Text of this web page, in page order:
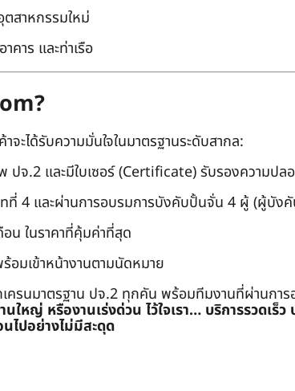
สาหกรรมใหม่
คาร และท่าเรือ
าจะได้รับความมั่นใจในมาตรฐานระดับสากล:
ปจ.2 และมีใบเซอร์ (Certificate) รับรองความปล
ที่ 4 และผ่านการอบรมการบังคับปั้นจั่น 4 ผู้ (ผู้บั
อน ในราคาที่คุ้มค่าที่สุด
อมเข้าหน้างานตามนัดหมาย
เครนมาตรฐาน ปจ.2 ทุกคัน พร้อมทีมงานที่ผ่านก
นใหญ่ หรืองานเร่งด่วน ไว้ใจเรา… บริการรวดเ
ไปอย่างไม่มีสะดุด